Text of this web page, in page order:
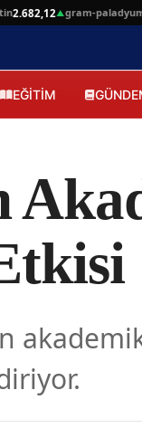
▲gram-paladyum
EĞİTİM